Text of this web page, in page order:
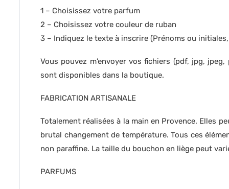
1 – Choisissez votre parfum
2 – Choisissez votre couleur de ruban
3 – Indiquez le texte à inscrire (Prénoms ou
Vous pouvez m’envoyer vos fichiers (pdf, jpg,
sont disponibles dans la boutique.
FABRICATION ARTISANALE
Totalement réalisées à la main en Provence. Elles
brutal changement de température. Tous ces
non paraffine. La taille du bouchon en liège peut
PARFUMS